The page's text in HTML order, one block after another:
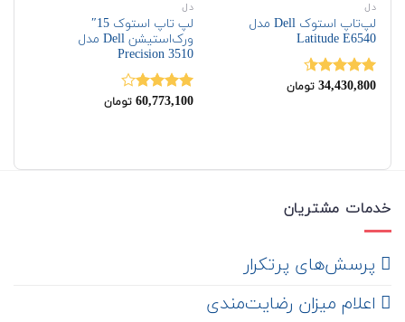
دل
لپ‌تاپ استوک Dell مدل
Latitude E6540
نمره4.50
34,430,800 تومان
دل
لپ تاپ استوک 15″
ورک‌استیشن Dell مدل
Precision 3510
نمره
60,773,100 تومان
خدمات مشتریان
‌ پرسش‌های پرتکرار
اعلام میزان رضایت‌مندی